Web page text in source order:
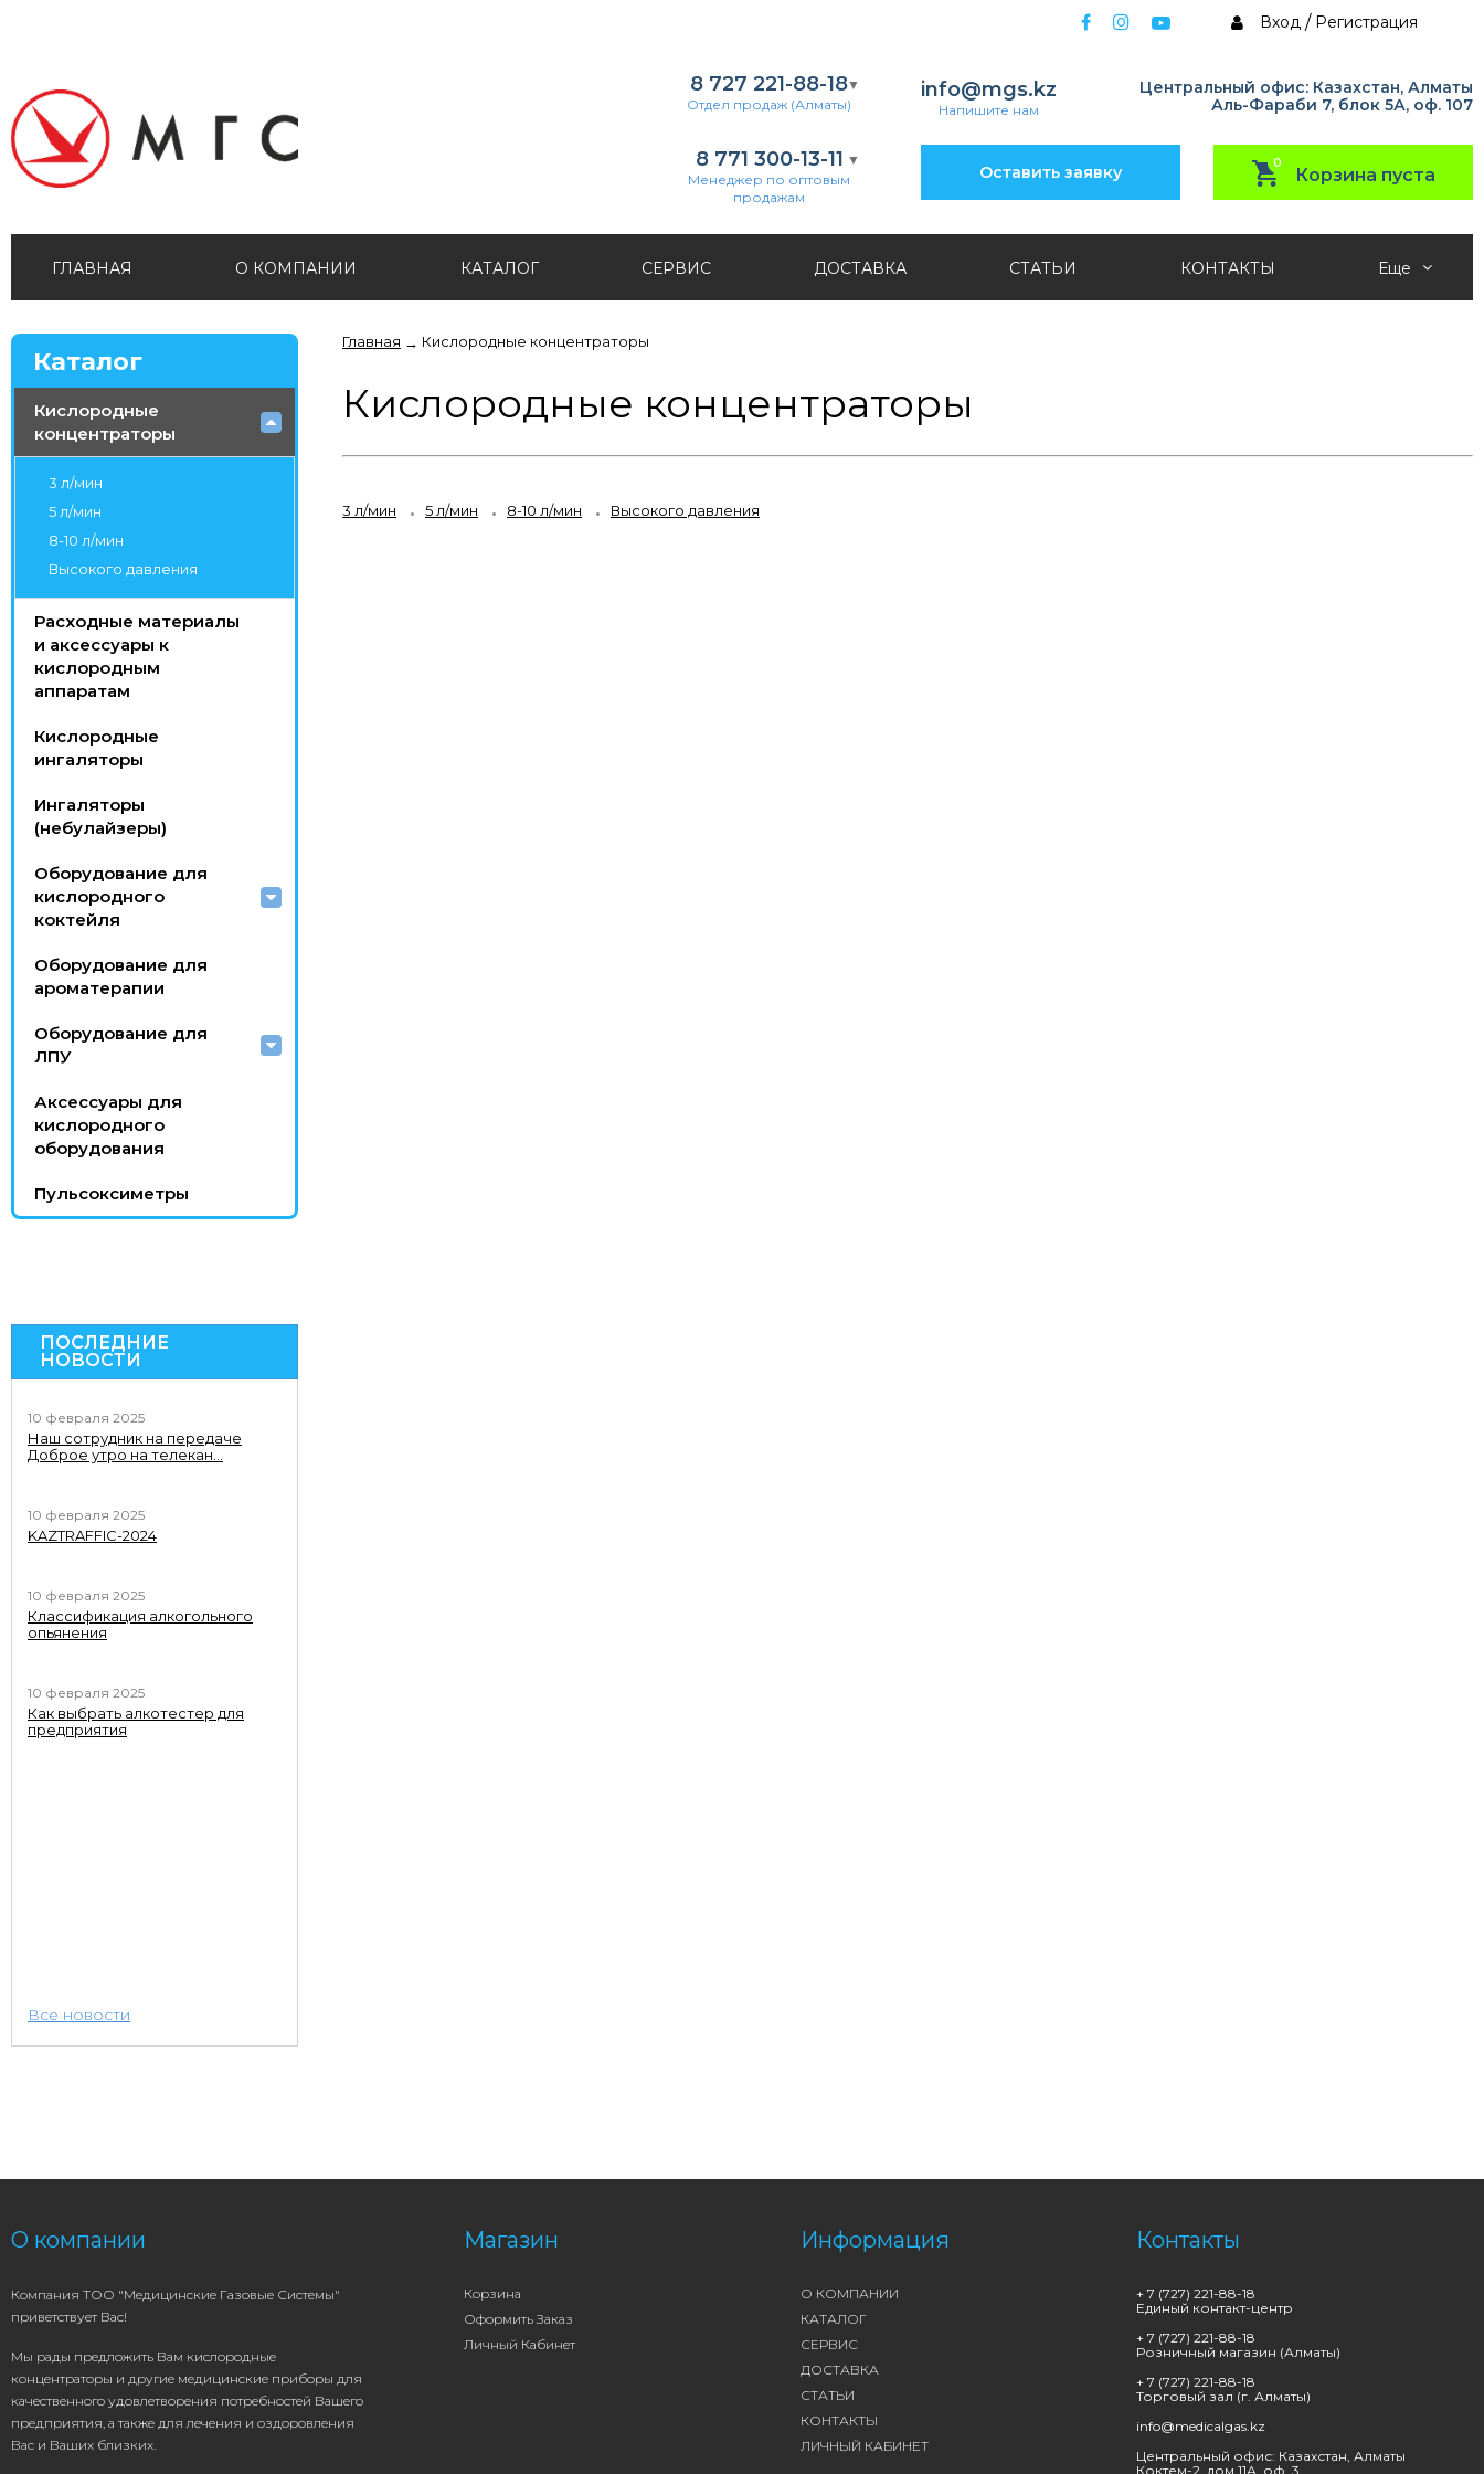
Вход / Регистрация
8 727 221-88-18
Отдел продаж (Алматы)
8 771 300-13-11
Менеджер по оптовым
продажам
info@mgs.kz
Напишите нам
Центральный офис: Казахстан, Алматы
Аль-Фараби 7, блок 5А, оф. 107
Оставить заявку 0
Корзина пуста
ГЛАВНАЯ О КОМПАНИИ КАТАЛОГ СЕРВИС ДОСТАВКА СТАТЬИ КОНТАКТЫ Еще
Главная → Кислородные концентраторы
Кислородные концентраторы
3 л/мин 5 л/мин 8-10 л/мин Высокого давления
Каталог
Кислородные
концентраторы
3 л/мин
5 л/мин
8-10 л/мин
Высокого давления
Расходные материалы
и аксессуары к
кислородным
аппаратам
Кислородные
ингаляторы
Ингаляторы
(небулайзеры)
Оборудование для
кислородного
коктейля
Оборудование для
ароматерапии
Оборудование для
ЛПУ
Аксессуары для
кислородного
оборудования
Пульсоксиметры
ПОСЛЕДНИЕ
НОВОСТИ
10 февраля 2025
Наш сотрудник на передаче
Доброе утро на телекан...
10 февраля 2025
KAZTRAFFIC-2024
10 февраля 2025
Классификация алкогольного
опьянения
10 февраля 2025
Как выбрать алкотестер для
предприятия
Все новости
О компании
Компания ТОО "Медицинские Газовые Системы"
приветствует Вас!
Мы рады предложить Вам кислородные
концентраторы и другие медицинские приборы для
качественного удовлетворения потребностей Вашего
предприятия, а также для лечения и оздоровления
Вас и Ваших близких.
Магазин
Корзина
Оформить Заказ
Личный Кабинет
Информация
О КОМПАНИИ
КАТАЛОГ
СЕРВИС
ДОСТАВКА
СТАТЬИ
КОНТАКТЫ
ЛИЧНЫЙ КАБИНЕТ
Контакты
+ 7 (727) 221-88-18
Единый контакт-центр
+ 7 (727) 221-88-18
Розничный магазин (Алматы)
+ 7 (727) 221-88-18
Торговый зал (г. Алматы)
info@medicalgas.kz
Центральный офис: Казахстан, Алматы
Коктем-2, дом 11А, оф. 3